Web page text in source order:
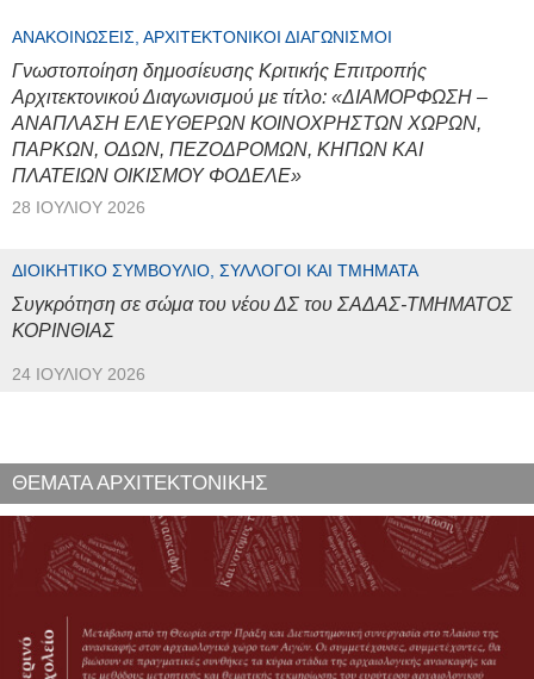
ΑΝΑΚΟΙΝΏΣΕΙΣ, ΑΡΧΙΤΕΚΤΟΝΙΚΟΊ ΔΙΑΓΩΝΙΣΜΟΊ
Γνωστοποίηση δημοσίευσης Κριτικής Επιτροπής
Αρχιτεκτονικού Διαγωνισμού με τίτλο: «ΔΙΑΜΟΡΦΩΣΗ –
ΑΝΑΠΛΑΣΗ ΕΛΕΥΘΕΡΩΝ ΚΟΙΝΟΧΡΗΣΤΩΝ ΧΩΡΩΝ,
ΠΑΡΚΩΝ, ΟΔΩΝ, ΠΕΖΟΔΡΟΜΩΝ, ΚΗΠΩΝ ΚΑΙ
ΠΛΑΤΕΙΩΝ ΟΙΚΙΣΜΟΥ ΦΟΔΕΛΕ»
28 ΙΟΥΛΊΟΥ 2026
ΔΙΟΙΚΗΤΙΚΌ ΣΥΜΒΟΎΛΙΟ, ΣΎΛΛΟΓΟΙ ΚΑΙ ΤΜΉΜΑΤΑ
Συγκρότηση σε σώμα του νέου ΔΣ του ΣΑΔΑΣ-ΤΜΗΜΑΤΟΣ
ΚΟΡΙΝΘΙΑΣ
24 ΙΟΥΛΊΟΥ 2026
ΘΕΜΑΤΑ ΑΡΧΙΤΕΚΤΟΝΙΚΗΣ